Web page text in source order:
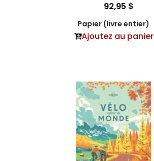
92,95 $
Papier (livre entier)
Ajoutez au panier